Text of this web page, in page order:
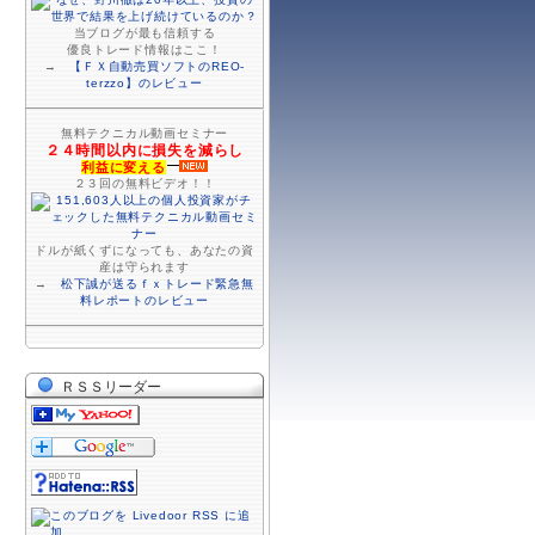
当ブログが最も信頼する
優良トレード情報はここ！
→
【ＦＸ自動売買ソフトのREO-
terzzo】のレビュー
無料テクニカル動画セミナー
２４時間以内に損失を減らし
利益に変える
２３回の無料ビデオ！！
ドルが紙くずになっても、あなたの資
産は守られます
→ 松下誠が送るｆｘトレード緊急無
料レポートのレビュー
ＲＳＳリーダー